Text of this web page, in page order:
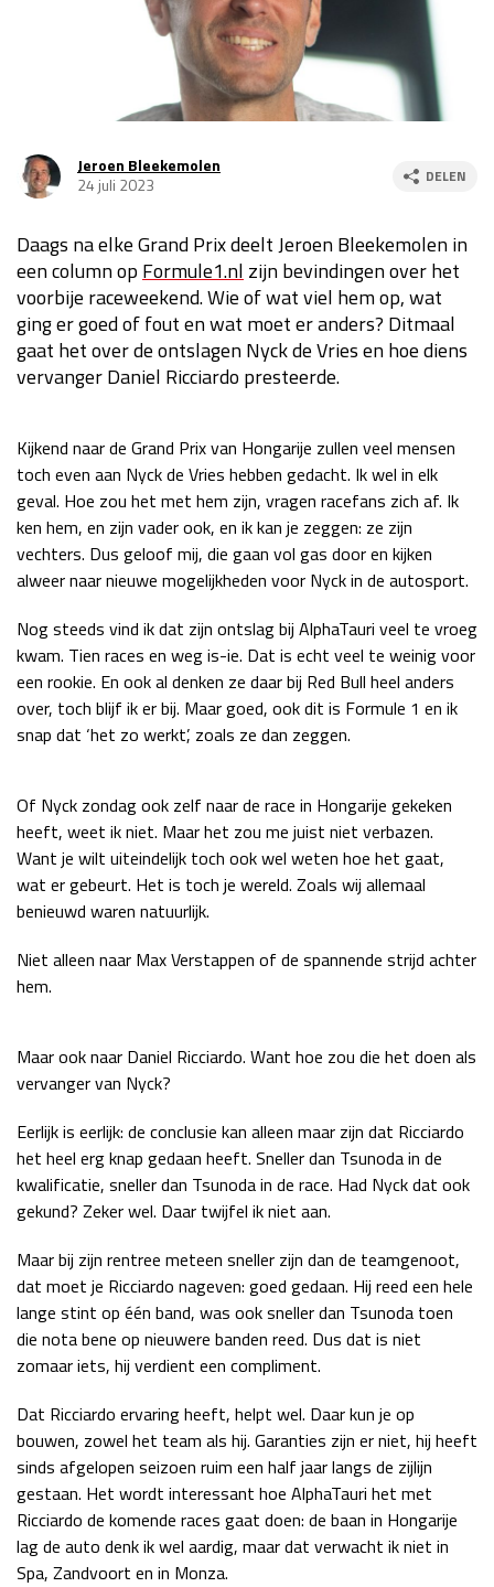
za 13:00 - 15:00
GP VERENIGDE STATEN 2026 23 - 25 okt
Race
zo 21:00 - 23:00
GP MEXICO 2026
Kwalificatie
za 22:00 - 23:00
Race
zo 21:00 - 23:00
GP SÃO PAULO 2026 06 - 08 nov
Kwalificatie
za 19:00 - 20:00
Race
zo 18:00 - 20:00
LAS VEGAS GRAND PRIX 2026 20 - 22 nov
Kwalificatie
za 05:00 - 06:00
GP QATAR 2026
Kwalificatie
za 19:00 - 20:00
Race
zo 17:00 - 19:00
GP ABU DHABI 2026 04 - 06 dec
Kwalificatie
za 15:00 - 16:00
Race
zo 14:00 - 16:00
Jeroen Bleekemolen
24 juli 2023
DELEN
Daags na elke Grand Prix deelt Jeroen Bleekemolen in
een column op Formule1.nl zijn bevindingen over het
voorbije raceweekend. Wie of wat viel hem op, wat
ging er goed of fout en wat moet er anders? Ditmaal
gaat het over de ontslagen Nyck de Vries en hoe diens
vervanger Daniel Ricciardo presteerde.
Kijkend naar de Grand Prix van Hongarije zullen veel mensen
toch even aan Nyck de Vries hebben gedacht. Ik wel in elk
geval. Hoe zou het met hem zijn, vragen racefans zich af. Ik
ken hem, en zijn vader ook, en ik kan je zeggen: ze zijn
vechters. Dus geloof mij, die gaan vol gas door en kijken
alweer naar nieuwe mogelijkheden voor Nyck in de autosport.
Nog steeds vind ik dat zijn ontslag bij AlphaTauri veel te vroeg
kwam. Tien races en weg is-ie. Dat is echt veel te weinig voor
een rookie. En ook al denken ze daar bij Red Bull heel anders
over, toch blijf ik er bij. Maar goed, ook dit is Formule 1 en ik
snap dat ‘het zo werkt’, zoals ze dan zeggen.
Of Nyck zondag ook zelf naar de race in Hongarije gekeken
heeft, weet ik niet. Maar het zou me juist niet verbazen.
Want je wilt uiteindelijk toch ook wel weten hoe het gaat,
wat er gebeurt. Het is toch je wereld. Zoals wij allemaal
benieuwd waren natuurlijk.
Niet alleen naar Max Verstappen of de spannende strijd achter
hem.
Maar ook naar Daniel Ricciardo. Want hoe zou die het doen als
vervanger van Nyck?
Eerlijk is eerlijk: de conclusie kan alleen maar zijn dat Ricciardo
het heel erg knap gedaan heeft. Sneller dan Tsunoda in de
kwalificatie, sneller dan Tsunoda in de race. Had Nyck dat ook
gekund? Zeker wel. Daar twijfel ik niet aan.
Maar bij zijn rentree meteen sneller zijn dan de teamgenoot,
dat moet je Ricciardo nageven: goed gedaan. Hij reed een hele
lange stint op één band, was ook sneller dan Tsunoda toen
die nota bene op nieuwere banden reed. Dus dat is niet
zomaar iets, hij verdient een compliment.
Dat Ricciardo ervaring heeft, helpt wel. Daar kun je op
bouwen, zowel het team als hij. Garanties zijn er niet, hij heeft
sinds afgelopen seizoen ruim een half jaar langs de zijlijn
gestaan. Het wordt interessant hoe AlphaTauri het met
Ricciardo de komende races gaat doen: de baan in Hongarije
lag de auto denk ik wel aardig, maar dat verwacht ik niet in
Spa, Zandvoort en in Monza.